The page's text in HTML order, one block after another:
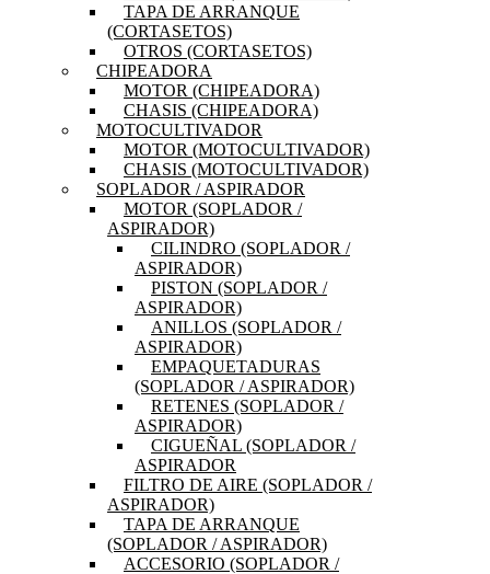
TAPA DE ARRANQUE
(CORTASETOS)
OTROS (CORTASETOS)
CHIPEADORA
MOTOR (CHIPEADORA)
CHASIS (CHIPEADORA)
MOTOCULTIVADOR
MOTOR (MOTOCULTIVADOR)
CHASIS (MOTOCULTIVADOR)
SOPLADOR / ASPIRADOR
MOTOR (SOPLADOR /
ASPIRADOR)
CILINDRO (SOPLADOR /
ASPIRADOR)
PISTON (SOPLADOR /
ASPIRADOR)
ANILLOS (SOPLADOR /
ASPIRADOR)
EMPAQUETADURAS
(SOPLADOR / ASPIRADOR)
RETENES (SOPLADOR /
ASPIRADOR)
CIGUEÑAL (SOPLADOR /
ASPIRADOR
FILTRO DE AIRE (SOPLADOR /
ASPIRADOR)
TAPA DE ARRANQUE
(SOPLADOR / ASPIRADOR)
ACCESORIO (SOPLADOR /